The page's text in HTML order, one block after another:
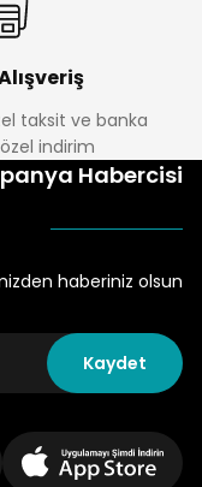
taksit ve banka
indirim
Habercisi
haberiniz olsun
Kaydet